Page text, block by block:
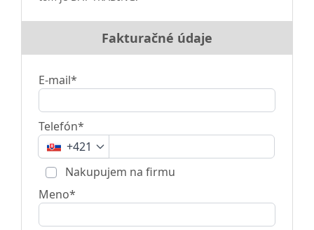
Fakturačné údaje
E-mail*
Telefón*
+421
Nakupujem na firmu
Meno*